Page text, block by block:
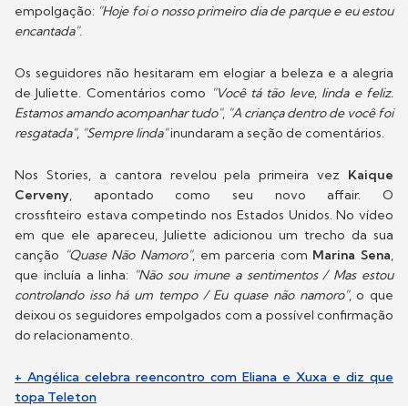
empolgação: "Hoje foi o nosso primeiro dia de parque e eu estou
encantada".
Os seguidores não hesitaram em elogiar a beleza e a alegria
de Juliette. Comentários como "Você tá tão leve, linda e feliz.
Estamos amando acompanhar tudo", "A criança dentro de você foi
resgatada", "Sempre linda"inundaram a seção de comentários.
Nos Stories, a cantora revelou pela primeira vez Kaique
Cerveny, apontado como seu novo affair. O
crossfiteiro estava competindo nos Estados Unidos. No vídeo
em que ele apareceu, Juliette adicionou um trecho da sua
canção "Quase Não Namoro", em parceria com Marina Sena,
que incluía a linha: "Não sou imune a sentimentos / Mas estou
controlando isso há um tempo / Eu quase não namoro", o que
deixou os seguidores empolgados com a possível confirmação
do relacionamento.
+ Angélica celebra reencontro com Eliana e Xuxa e diz que
topa Teleton